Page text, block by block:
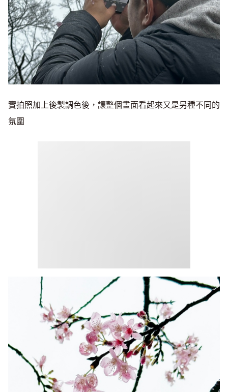
實拍照加上後製調色後，讓整個畫面看起來又是另種不同的
氛圍